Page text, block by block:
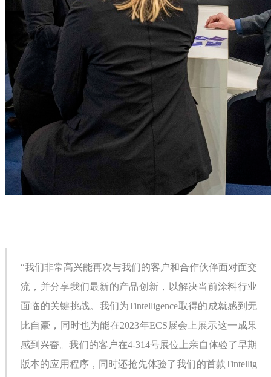
“我们非常高兴能再次与我们的客户和合作伙伴面对面交
流，并分享我们最新的产品创新，以解决当前涂料行业
面临的关键挑战。我们为Tintelligence取得的成就感到无
比自豪，同时也为能在2023年ECS展会上展示这一成果
感到兴奋。我们的客户在4-314号展位上亲自体验了早期
版本的应用程序，同时还抢先体验了我们的首款Tintellig